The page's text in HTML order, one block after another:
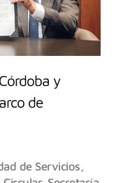
y
de
de Servicios,